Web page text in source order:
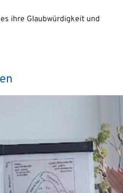
ihre Glaubwürdigkeit und